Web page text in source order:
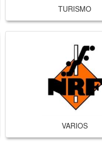
TURISMO
VARIOS